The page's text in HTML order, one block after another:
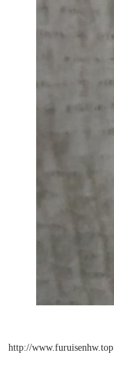
http://www.furuisenhw.top